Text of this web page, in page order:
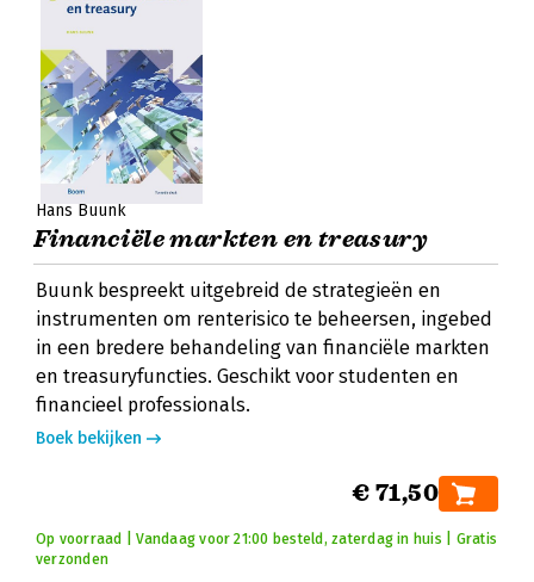
Hans Buunk
Financiële markten en treasury
Buunk bespreekt uitgebreid de strategieën en
instrumenten om renterisico te beheersen, ingebed
in een bredere behandeling van financiële markten
en treasuryfuncties. Geschikt voor studenten en
financieel professionals.
Boek bekijken
€ 71,50
Op voorraad | Vandaag voor 21:00 besteld, zaterdag in huis | Gratis
verzonden